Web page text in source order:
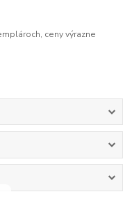
ceny výrazne